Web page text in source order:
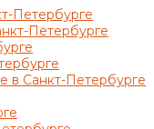
Петербурге
Петербурге
в Санкт-Петербурге